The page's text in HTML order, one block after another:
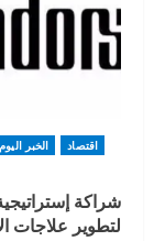
اقتصاد الخبر اليوم
شراكة
لتطوير علاجات